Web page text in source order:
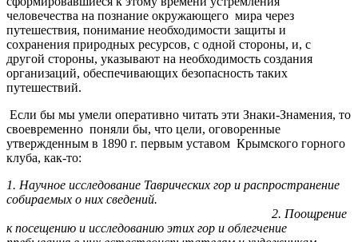
человечества на познание окружающего мира через
путешествия, понимание необходимости защиты и
сохранения природных ресурсов, с одной стороны, и, с
другой стороны, указывают на необходимость создания
организаций, обеспечивающих безопасность таких
путешествий.
Если бы мы умели оперативно читать эти Знаки-Знамения, то
своевременно поняли бы, что цели, оговоренные
утвержденным в 1890 г. первым уставом Крымского горного
клуба, как-то:
1. Научное исследование Таврических гор и распространение
собираемых о них сведений.
2. Поощрение
к посещению и исследованию этих гор и облегчение